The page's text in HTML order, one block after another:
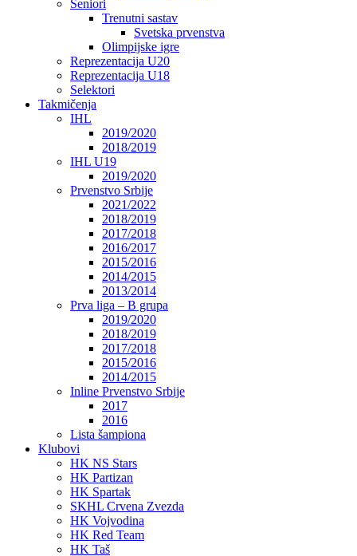
Seniori
Trenutni sastav
Svetska prvenstva
Olimpijske igre
Reprezentacija U20
Reprezentacija U18
Selektori
Takmičenja
IHL
2019/2020
2018/2019
IHL U19
2019/2020
Prvenstvo Srbije
2021/2022
2018/2019
2017/2018
2016/2017
2015/2016
2014/2015
2013/2014
Prva liga – B grupa
2019/2020
2018/2019
2017/2018
2015/2016
2014/2015
Inline Prvenstvo Srbije
2017
2016
Lista šampiona
Klubovi
HK NS Stars
HK Partizan
HK Spartak
SKHL Crvena Zvezda
HK Vojvodina
HK Red Team
HK Taš